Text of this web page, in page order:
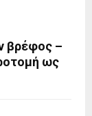
βρέφος –
ως